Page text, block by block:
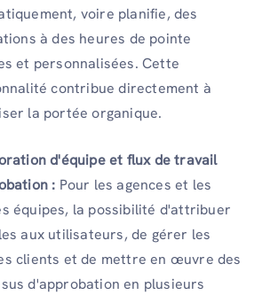
voire planifie, des
à des heures de pointe
et personnalisées. Cette
contribue directement à
la portée organique.
d'équipe et flux de travail
: Pour les agences et les
équipes, la possibilité d'attribuer
aux utilisateurs, de gérer les
clients et de mettre en œuvre des
d'approbation en plusieurs